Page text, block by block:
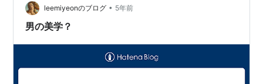
のは認めます。凄い売れてますし、日本でもみんな知っ
てるグループでしょう。…
leemiyeonのブログ • 5年前
男の美学？